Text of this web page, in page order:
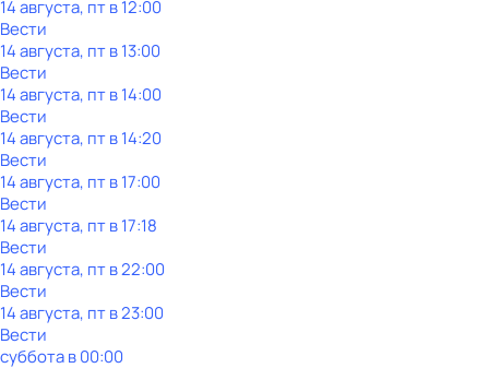
14 августа, пт в 12:00
Вести
14 августа, пт в 13:00
Вести
14 августа, пт в 14:00
Вести
14 августа, пт в 14:20
Вести
14 августа, пт в 17:00
Вести
14 августа, пт в 17:18
Вести
14 августа, пт в 22:00
Вести
14 августа, пт в 23:00
Вести
субботав00:00